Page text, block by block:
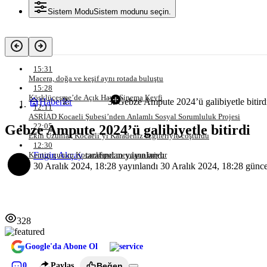
Sistem ModuSistem modunu seçin.
15:31
Macera, doğa ve keşif aynı rotada buluştu
15:28
Köşklüçeşme’de Açık Hava Sinema Keyfi
12:11
ASRİAD Kocaeli Şubesi’nden Anlamlı Sosyal Sorumluluk Projesi
22:05
Ekin Uzunlar, Kocaeli’yi Karadeniz ezgileriyle coşturdu
12:30
Kentin gururu Kocaelispor meydana iniyor
Haberler Genel Gebze Ampute 2024’ü galibiyetle
Gebze Ampute 2024’ü galibiyetle bitirdi
Engin Akçaytarafından yayınlandı
30 Aralık 2024, 18:28 yayınlandı 30 Aralık 2024, 18:28
328
Google'da Abone Ol